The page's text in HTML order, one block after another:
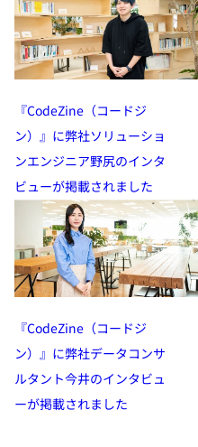
『CodeZine（コードジ
ン）』に弊社ソリューショ
ンエンジニア野尻のインタ
ビューが掲載されました
『CodeZine（コードジ
ン）』に弊社データコンサ
ルタント今井のインタビュ
ーが掲載されました